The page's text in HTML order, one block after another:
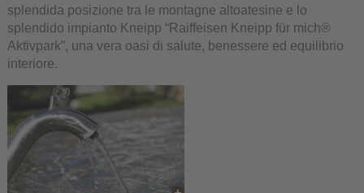
splendida posizione tra le montagne altoatesine e lo
splendido impianto Kneipp “Raiffeisen Kneipp für mich®
Aktivpark”, una vera oasi di salute, benessere ed equilibrio
interiore.